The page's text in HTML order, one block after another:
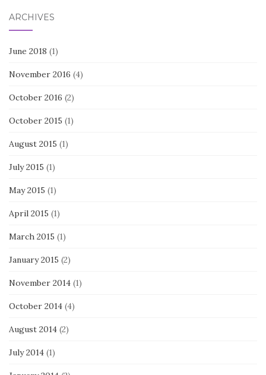
ARCHIVES
June 2018 (1)
November 2016 (4)
October 2016 (2)
October 2015 (1)
August 2015 (1)
July 2015 (1)
May 2015 (1)
April 2015 (1)
March 2015 (1)
January 2015 (2)
November 2014 (1)
October 2014 (4)
August 2014 (2)
July 2014 (1)